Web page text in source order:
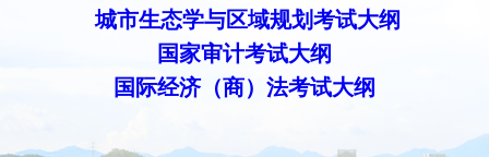
城市生态学与区域规划考试大纲
国家审计考试大纲
国际经济（商）法考试大纲